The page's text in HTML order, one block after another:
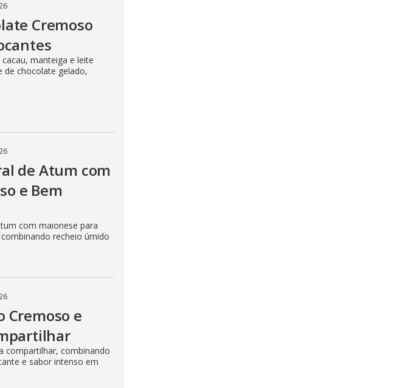
Cremoso
manteiga e leite
de chocolate gelado,
de Atum com
e Bem
com maionese para
recheio úmido
Cremoso e
compartilhar, combinando
e sabor intenso em